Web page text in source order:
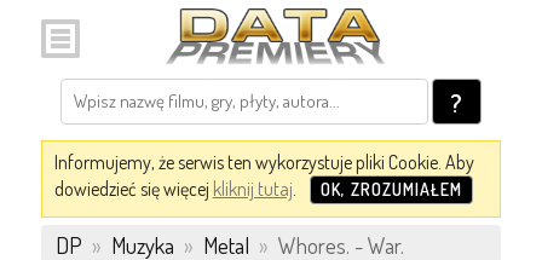
?
Informujemy, że serwis ten wykorzystuje pliki Cookie. Aby
dowiedzieć się więcej kliknij tutaj. OK, ZROZUMIAŁEM
DP » Muzyka » Metal » Whores. - War.